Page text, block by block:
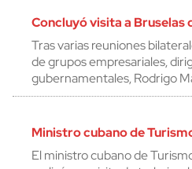
Concluyó visita a Bruselas
Tras varias reuniones
de grupos empresariales,
gubernamentales, Rodrigo
Ministro cubano de
El ministro cubano de